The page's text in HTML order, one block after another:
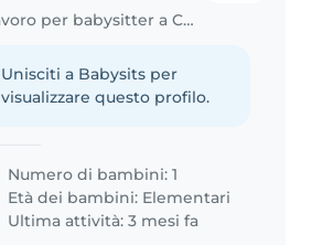
Lavoro per babysitter a Costabissara
Unisciti a Babysits per
visualizzare questo profilo.
Numero di bambini: 1
Età dei bambini: Elementari
Ultima attività: 3 mesi fa